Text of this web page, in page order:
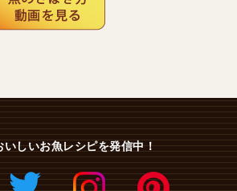
いしいお魚レシピを発信中！